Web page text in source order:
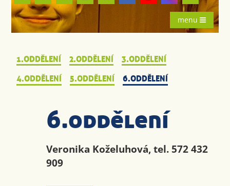
menu
6.oddělení
Veronika Koželuhová, tel. 572 432
909
1.ODDĚLENÍ 2.ODDĚLENÍ
3.ODDĚLENÍ
4.ODDĚLENÍ
5.ODDĚLENÍ 6.ODDĚLENÍ